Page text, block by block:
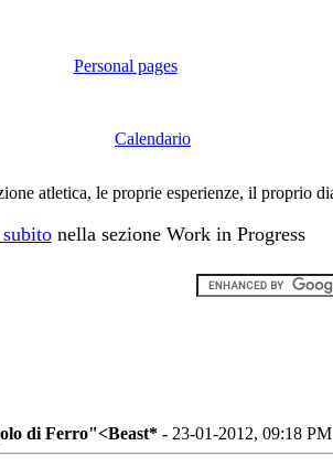
Personal pages
Calendario
atletica, le proprie esperienze, il proprio
nella sezione Work in Progress
di Ferro"<Beast* - 23-01-2012, 09:18 PM